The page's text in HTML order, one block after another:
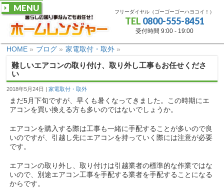
フリーダイヤル（ゴーゴーゴーハヨコイ！）
TEL 0800-555-8451
受付時間 9:00 - 19:00
MENU
HOME » ブログ » 家電取付・取外 »
難しいエアコンの取り付け、取り外し工事もお任せくださ
い
2018年5月24日 家電取付・取外
まだ5月下旬ですが、早くも暑くなってきました。この時期にエ
アコンを買い換える方も多いのではないでしょうか。
エアコンを購入する際は工事も一緒に手配することが多いので良
いのですが、引越し先にエアコンを持っていく際には注意が必要
です。
エアコンの取り外し、取り付けは引越業者の標準的な作業ではな
いので、別途エアコン工事を手配する業者を手配することになる
からです。